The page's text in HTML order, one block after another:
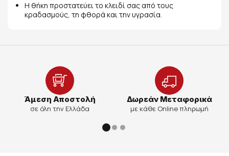
Η θήκη προστατεύει το κλειδί σας από τους
κραδασμούς, τη φθορά και την υγρασία.
Άμεση Αποστολή
σε όλη την Ελλάδα
Δωρεάν Μεταφορικά
με κάθε Online πληρωμή